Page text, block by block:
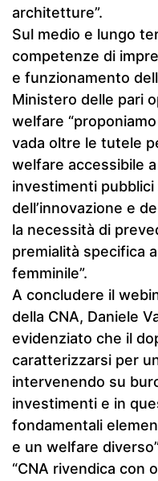
architetture”.
Sul medio e lungo
competenze di
e funzionamento
Ministero delle pari
welfare
vada oltre le tutele
welfare accessibile
investimenti pubblici
dell’innovazione e
la necessità di
premialità specifica
femminile”.
A concludere il
della CNA, Daniele
evidenziato che il
caratterizzarsi per
intervenendo su
investimenti e in
fondamentali
e un welfare
“CNA rivendica con